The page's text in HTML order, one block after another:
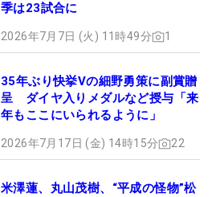
季は23試合に
2026年7月7日 (火) 11時49分 1
35年ぶり快挙Vの細野勇策に副賞贈
呈 ダイヤ入りメダルなど授与「来
年もここにいられるように」
2026年7月17日 (金) 14時15分 22
米澤蓮、丸山茂樹、“平成の怪物”松